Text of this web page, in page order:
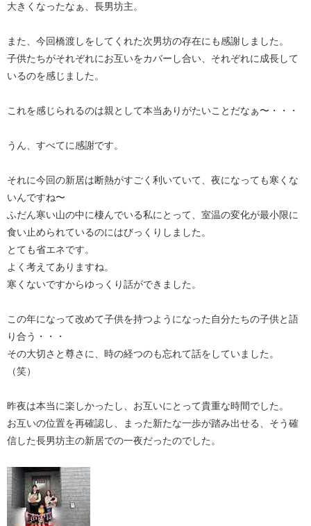
大きくなったなぁ、長男坊主。
また、今回橋渡しをしてくれた次男坊の存在にも感謝しました。
子供たちがそれぞれにお互いをカバーし合い、それぞれに成長して
いるのを感じました。
これを感じられるのは親として本当ありがたいことだなぁ〜・・・
うん、すべてに感謝です。
それに今回の新居は断熱がすごく利いていて、夜になっても寒くな
いんですね〜
ふだん寒い山の中に棲んでいる私にとって、室温の変化が最小限に
食い止められているのにはびっくりしました。
とても省エネです。
よく考えてありますね。
寒くないですからゆっくり話ができました。
この年になって改めて子供を持つようになった自分たちの子供と語
り合う・・・
その大切さと尊さに、時の経つのも忘れて話をしていました。
（笑）
昨夜は本当に楽しかったし、お互いにとって貴重な時間でした。
お互いの位置を再確認し、まった新たな一歩が踏み出せる、そう確
信した長男坊主の新居での一夜だったのでした。